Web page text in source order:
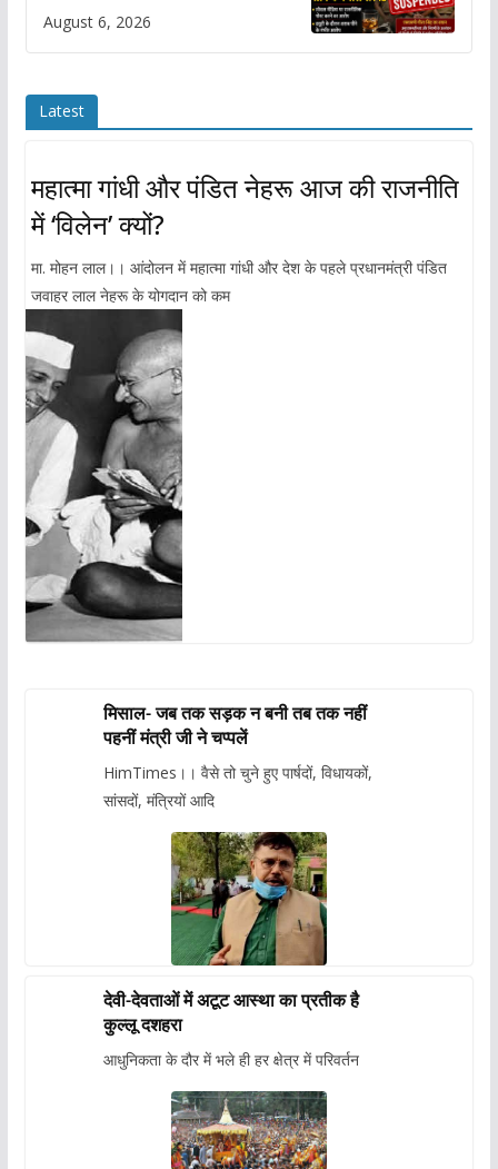
August 6, 2026
Latest
महात्मा गांधी और पंडित नेहरू आज की राजनीति
में ‘विलेन’ क्यों?
मा. मोहन लाल।। आंदोलन में महात्मा गांधी और देश के पहले प्रधानमंत्री पंडित
जवाहर लाल नेहरू के योगदान को कम
मिसाल- जब तक सड़क न बनी तब तक नहीं
पहनीं मंत्री जी ने चप्पलें
HimTimes।। वैसे तो चुने हुए पार्षदों, विधायकों,
सांसदों, मंत्रियों आदि
देवी-देवताओं में अटूट आस्था का प्रतीक है
कुल्लू दशहरा
आधुनिकता के दौर में भले ही हर क्षेत्र में परिवर्तन